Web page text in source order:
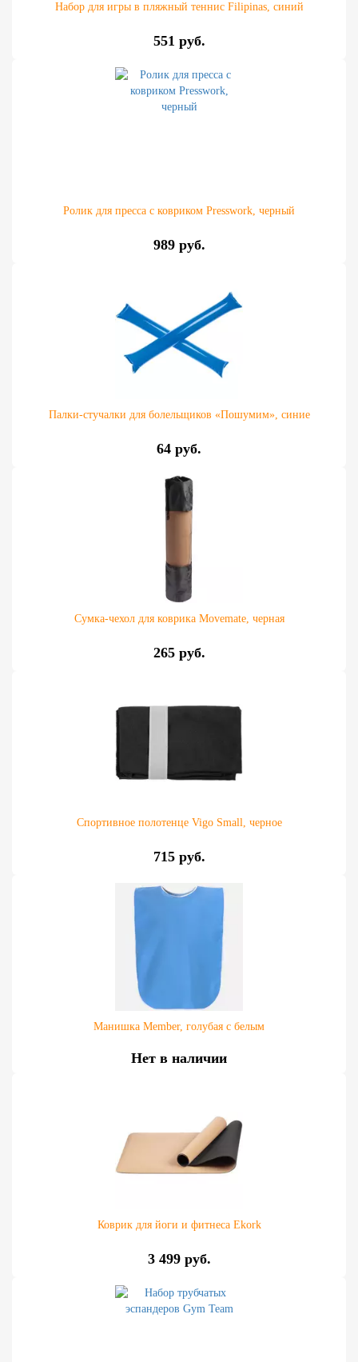
Набор для игры в пляжный теннис Filipinas, синий
551 руб.
Ролик для пресса с ковриком Presswork, черный
989 руб.
Палки-стучалки для болельщиков «Пошумим», синие
64 руб.
Сумка-чехол для коврика Movemate, черная
265 руб.
Спортивное полотенце Vigo Small, черное
715 руб.
Манишка Member, голубая с белым
Нет в наличии
Коврик для йоги и фитнеса Ekork
3 499 руб.